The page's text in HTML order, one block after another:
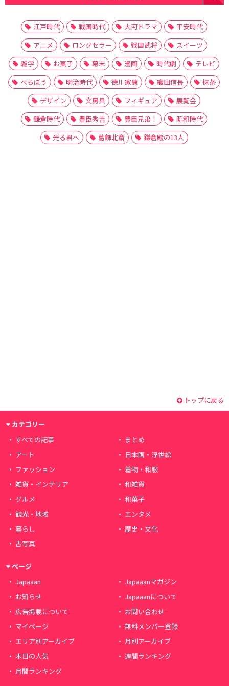
江戸時代 戦国時代 大河ドラマ
平安時代
アニメ
ロングセラー 戦国武将
スイーツ
雑学
お菓子 幕末 漫画 時代劇
テレビ
べらぼう
明治時代 徳川家康 織田信長
抹茶
デザイン
文房具 フィギュア
展覧会
鎌倉時代
豊臣秀吉 豊臣兄弟！
昭和時代
光る君へ
葛飾北斎 鎌倉殿の13人
トップに戻る
カテゴリー
すべての記事
まとめ
アート
日本画・浮世絵
ファッション
着物・和服
雑貨・インテリア
和雑貨
グルメ
和菓子
観光・地域
エンタメ
暮らし
歴史・文化
古写真
ページ
Japaaan
Japaaanマガジン
お知らせ
Japaaanについて
広告掲載について
お問い合わせ
マイページ
無料メンバー登録
エリア別アーカイブ
月別アーカイブ
本日の人気
週間ランキング
月間ランキング